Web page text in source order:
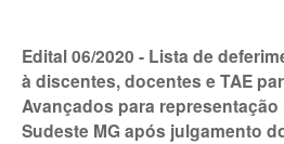
Edital 06/2020 - Lista de
à discentes, docentes e TAE
Avançados para representação
Sudeste MG após julgamento